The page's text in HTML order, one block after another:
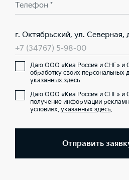
Телефон *
г. Октябрьский, ул. Северная,
+7 (34767) 5-98-00
Даю ООО «Киа Россия и СНГ» и
обработку своих персональных
указанных здесь
Даю ООО «Киа Россия и СНГ» и
получение информации
условиях, указанных здесь.
Отправить